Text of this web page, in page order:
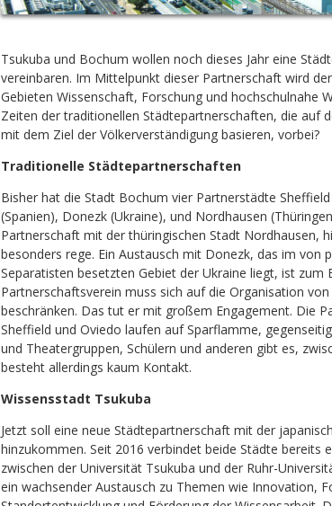
Tsukuba und Bochum wollen noch dieses Jahr eine
vereinbaren. Im Mittelpunkt dieser Partnerschaft wird
Gebieten Wissenschaft, Forschung und hochschulnahe
Zeiten der traditionellen Städtepartnerschaften, die auf
mit dem Ziel der Völkerverständigung basieren, vorbei?
Traditionelle Städtepartnerschaften
Bisher hat die Stadt Bochum vier Partnerstädte
(Spanien), Donezk (Ukraine), und Nordhausen
Partnerschaft mit der thüringischen Stadt Nordhausen,
besonders rege. Ein Austausch mit Donezk, das im von
Separatisten besetzten Gebiet der Ukraine liegt, ist zum
Partnerschaftsverein muss sich auf die Organisation
beschränken. Das tut er mit großem Engagement. Die
Sheffield und Oviedo laufen auf Sparflamme,
und Theatergruppen, Schülern und anderen gibt es,
besteht allerdings kaum Kontakt.
Wissensstadt Tsukuba
Jetzt soll eine neue Städtepartnerschaft mit der
hinzukommen. Seit 2016 verbindet beide Städte bereits
zwischen der Universität Tsukuba und der Ruhr-
ein wachsender Austausch zu Themen wie Innovation,